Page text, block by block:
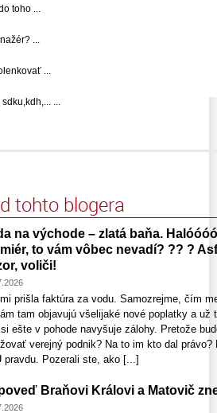
toho ...
...
...
...
tohto blogera
na východe – zlatá baňa.
to vám vôbec nevadí? ?? ?
voliči!
prišla faktúra za vodu. Samozrejme, čím
tam objavujú všelijaké nové poplatky a
ešte v pohode navyšuje zálohy. Pretože
verejný podnik? Na to im kto dal
pravdu. Pozerali ste, ako [...]
Braňovi Královi a Matovič